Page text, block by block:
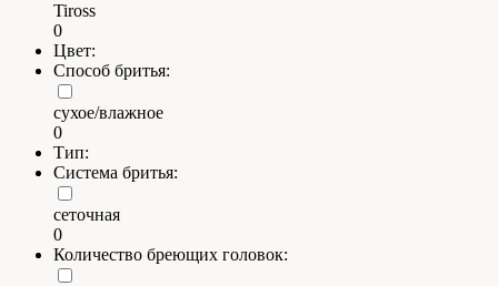
Tiross
0
Цвет:
Способ бритья:
сухое/влажное
0
Тип:
Система бритья:
сеточная
0
Количество бреющих головок: